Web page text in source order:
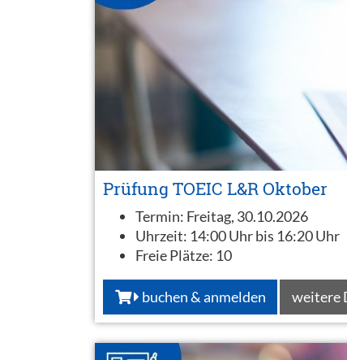
Prüfung TOEIC L&R Oktober
Termin: Freitag, 30.10.2026
Uhrzeit: 14:00 Uhr bis 16:20 Uhr
Freie Plätze: 10
buchen & anmelden weitere